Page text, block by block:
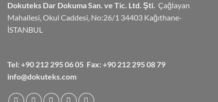
Dokuteks Dar Dokuma San. ve Tic. Ltd. Şti. Çağlayan
Mahallesi, Okul Caddesi, No:26/1 34403 Kağıthane-
İSTANBUL
Tel: +90 212 295 06 05 Fax: +90 212 295 08 79
info@dokuteks.com